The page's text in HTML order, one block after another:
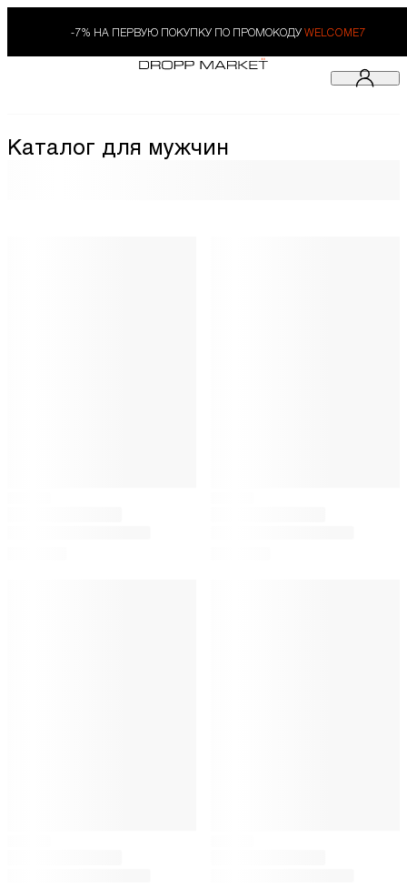
-7% НА ПЕРВУЮ ПОКУПКУ ПО ПРОМОКОДУ WELCOME7
Каталог для мужчин